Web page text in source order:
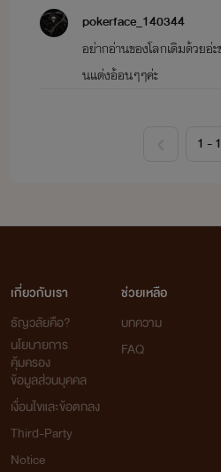
pokerface_140344
อย่ากอ่านของโลกเดิมด้วยอ่
นแต่งอ้อนๆๆค่ะ
เกี่ยวกับเรา
ธัญวลัยคือ?
นโยบายการ
คุ้มครอง
ข้อมูลส่วนบุคคล
เงื่อนไขและข้อตกลง
Third-Party
Notice
ช่วยเหลือ
บทความ
FAQ